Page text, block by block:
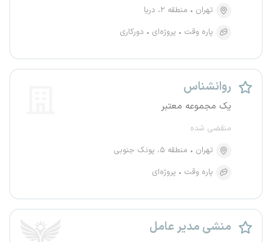
تهران
منطقه ۲، دریا
پاره وقت
پروژه‌ای دورکاری
روانشناس
یک مجموعه معتبر
منقضی شده
تهران
منطقه ۵، پونک جنوبی
پاره وقت
پروژه‌ای
منشی مدیر عامل